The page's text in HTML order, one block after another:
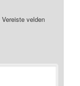
Vereiste velden